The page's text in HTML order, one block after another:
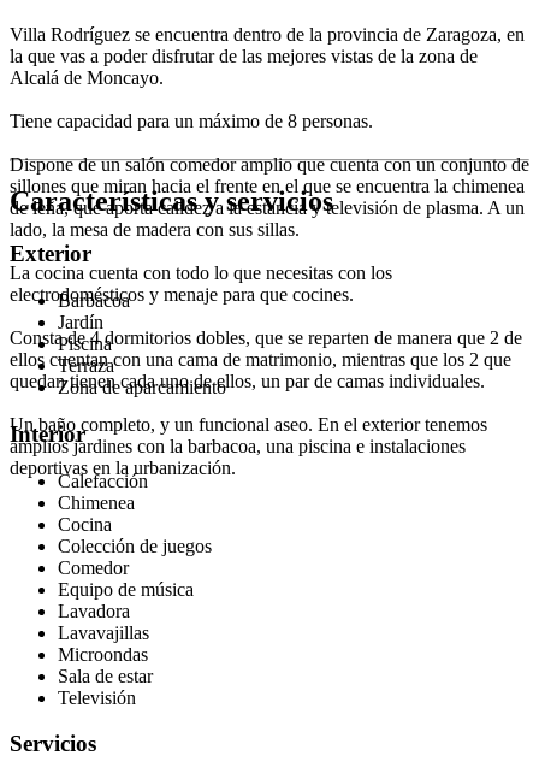
Villa Rodríguez se encuentra dentro de la provincia de Zaragoza, en
la que vas a poder disfrutar de las mejores vistas de la zona de
Alcalá de Moncayo.
Tiene capacidad para un máximo de 8 personas.
Dispone de un salón comedor amplio que cuenta con un conjunto de
sillones que miran hacia el frente en el que se encuentra la chimenea
de leña, que aporta calidez a la estancia y televisión de plasma. A un
lado, la mesa de madera con sus sillas.
La cocina cuenta con todo lo que necesitas con los
electrodomésticos y menaje para que cocines.
Consta de 4 dormitorios dobles, que se reparten de manera que 2 de
ellos cuentan con una cama de matrimonio, mientras que los 2 que
quedan tienen cada uno de ellos, un par de camas individuales.
Un baño completo, y un funcional aseo. En el exterior tenemos
amplios jardines con la barbacoa, una piscina e instalaciones
deportivas en la urbanización.
Características y servicios
Exterior
Barbacoa
Jardín
Piscina
Terraza
Zona de aparcamiento
Interior
Calefacción
Chimenea
Cocina
Colección de juegos
Comedor
Equipo de música
Lavadora
Lavavajillas
Microondas
Sala de estar
Televisión
Servicios